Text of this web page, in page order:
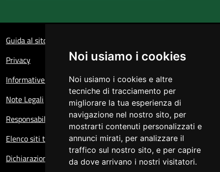
Noi usiamo i cookies
Noi usiamo i cookies e altre
tecniche di tracciamento per
migliorare la tua esperienza di
navigazione nel nostro sito, per
mostrarti contenuti personalizzati e
annunci mirati, per analizzare il
traffico sul nostro sito, e per capire
da dove arrivano i nostri visitatori.
Guida al sito
Privacy
Informative sul trattamento dei dati personali
Note Legali
Responsabile del sito
Elenco siti tematici
Dichiarazione di accessibilità